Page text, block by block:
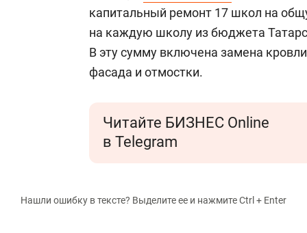
капитальный ремонт 17 школ на
на каждую школу из бюджета
В эту сумму включена замена
фасада и отмостки.
Читайте БИЗНЕС Online
в Telegram
Нашли ошибку в тексте? Выделите ее и нажмите Ctrl + Enter